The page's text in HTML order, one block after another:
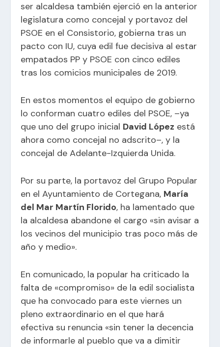
ser alcaldesa también ejerció en la anterior
legislatura como concejal y portavoz del
PSOE en el Consistorio, gobierna tras un
pacto con IU, cuya edil fue decisiva al estar
empatados PP y PSOE con cinco ediles
tras los comicios municipales de 2019.
En estos momentos el equipo de gobierno
lo conforman cuatro ediles del PSOE, –ya
que uno del grupo inicial David López está
ahora como concejal no adscrito–, y la
concejal de Adelante-Izquierda Unida.
Por su parte, la portavoz del Grupo Popular
en el Ayuntamiento de Cortegana, María
del Mar Martín Florido, ha lamentado que
la alcaldesa abandone el cargo «sin avisar a
los vecinos del municipio tras poco más de
año y medio».
En comunicado, la popular ha criticado la
falta de «compromiso» de la edil socialista
que ha convocado para este viernes un
pleno extraordinario en el que hará
efectiva su renuncia «sin tener la decencia
de informarle al pueblo que va a dimitir